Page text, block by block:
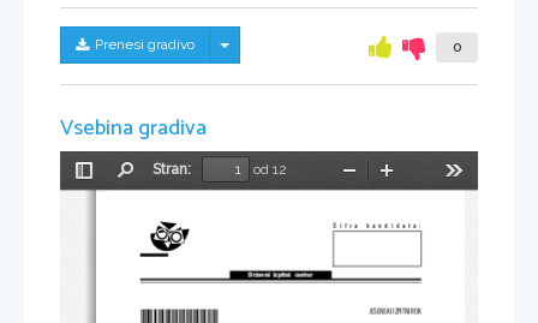
Prenesi gradivo Skrij/prikaži meni 0
Vsebina gradiva
Preklopi
Stran:
od 12
Pomanjšaj
JESENSKI IZPITNI ROK
Državni  izpitni  center
Šifra  kandidata: